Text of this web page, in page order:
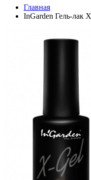
Главная
InGarden Гель-лак